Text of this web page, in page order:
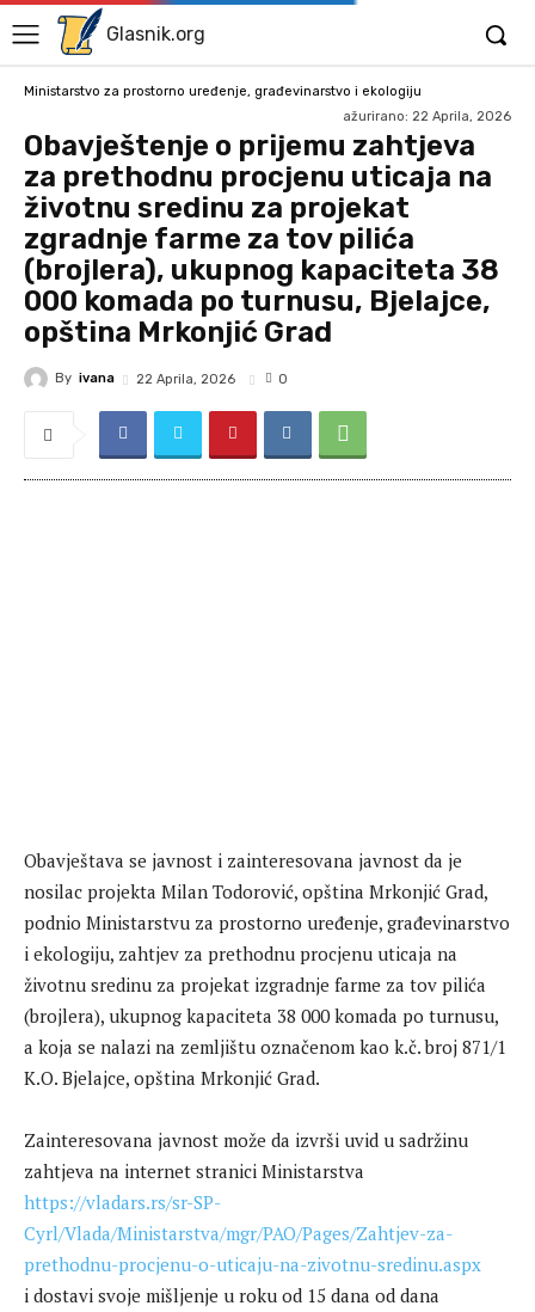
Glasnik.org
Ministarstvo za prostorno uređenje, građevinarstvo i ekologiju
ažurirano: 22 Aprila, 2026
Obavještenje o prijemu zahtjeva
za prethodnu procjenu uticaja na
životnu sredinu za projekat
zgradnje farme za tov pilića
(brojlera), ukupnog kapaciteta 38
000 komada po turnusu, Bjelajce,
opština Mrkonjić Grad
By ivana 22 Aprila, 2026 0
​Obavještava se javnost i zainteresovana javnost da je
nosilac projekta Milan Todorović, opština Mrkonjić Grad,
podnio Ministarstvu za prostorno uređenje, građevinarstvo
i ekologiju, zahtjev za prethodnu procjenu uticaja na
životnu sredinu za projekat izgradnje farme za tov pilića
(brojlera), ukupnog kapaciteta 38 000 komada po turnusu,
a koja se nalazi na zemljištu označenom kao k.č. broj 871/1
K.O. Bjelajce, opština Mrkonjić Grad.
Zainteresovana javnost može da izvrši uvid u sadržinu
zahtjeva na internet stranici Ministarstva
https://vladars.rs/sr-SP-
Cyrl/Vlada/Ministarstva/mgr/PAO/Pages/Zahtjev-za-
prethodnu-procjenu-o-uticaju-na-zivotnu-sredinu.aspx
i dostavi svoje mišljenje u roku od 15 dana od dana